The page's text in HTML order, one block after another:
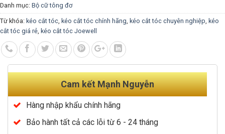
Danh mục: Bộ cữ tông đơ
Từ khóa: kéo cắt tóc kéo cắt tóc chính hãng kéo cắt tóc chuyên nghiệp kéo
cắt tóc giá rẻ kéo cắt tóc Joewell
Cam kết Mạnh Nguyễn
Hàng nhập khẩu chính hãng
Bảo hành tất cả các lỗi từ 6 - 24 tháng